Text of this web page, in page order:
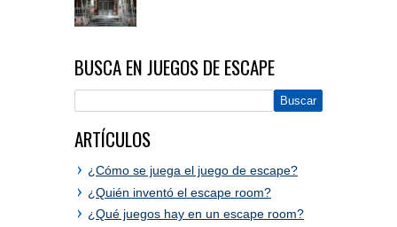
BUSCA EN JUEGOS DE ESCAPE
ARTÍCULOS
¿Cómo se juega el juego de escape?
¿Quién inventó el escape room?
¿Qué juegos hay en un escape room?